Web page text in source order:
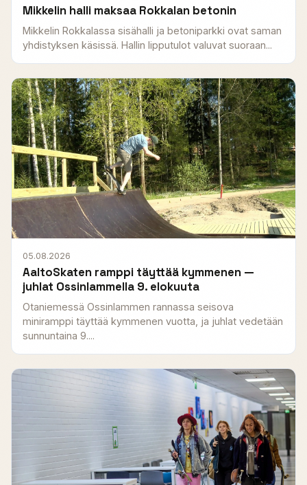
Mikkelin halli maksaa Rokkalan betonin
Mikkelin Rokkalassa sisähalli ja betoniparkki ovat saman
yhdistyksen käsissä. Hallin lipputulot valuvat suoraan...
05.08.2026
AaltoSkaten ramppi täyttää kymmenen —
juhlat Ossinlammella 9. elokuuta
Otaniemessä Ossinlammen rannassa seisova
miniramppi täyttää kymmenen vuotta, ja juhlat vedetään
sunnuntaina 9....